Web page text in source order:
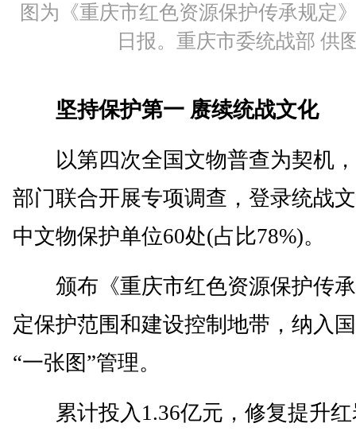
图为《重庆市红色资源保护传承规定
日报。重庆市委统战部 供
坚持保护第一 赓续统战文化
以第四次全国文物普查为契机，
部门联合开展专项调查，登录统战
中文物保护单位60处(占比78%)。
颁布《重庆市红色资源保护传承
定保护范围和建设控制地带，纳入
“一张图”管理。
累计投入1.36亿元，修复提升红